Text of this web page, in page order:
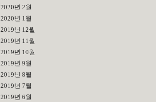
2020년 2월
2020년 1월
2019년 12월
2019년 11월
2019년 10월
2019년 9월
2019년 8월
2019년 7월
2019년 6월